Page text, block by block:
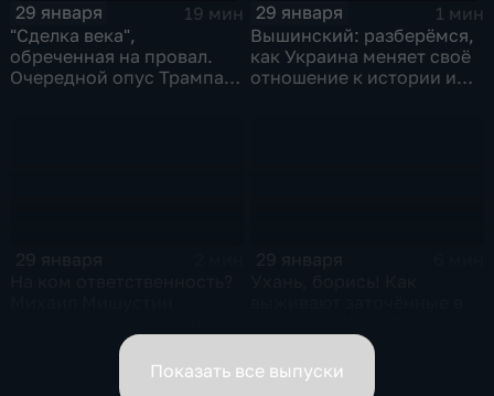
29 января
19 мин
"Сделка века",
обреченная на провал.
Очередной опус Трампа.
29 января
1 мин
Вышинский: разберёмся,
как Украина меняет своё
отношение к истории и
вице-премьеров
Показать все выпуски